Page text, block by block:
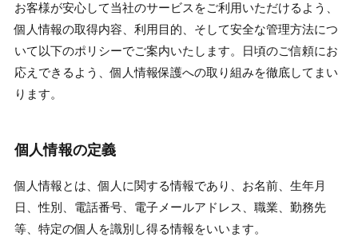
お客様が安心して当社のサービスをご利用いただけるよう、
個人情報の取得内容、利用目的、そして安全な管理方法につ
いて以下のポリシーでご案内いたします。日頃のご信頼にお
応えできるよう、個人情報保護への取り組みを徹底してまい
ります。
個人情報の定義
個人情報とは、個人に関する情報であり、お名前、生年月
日、性別、電話番号、電子メールアドレス、職業、勤務先
等、特定の個人を識別し得る情報をいいます。